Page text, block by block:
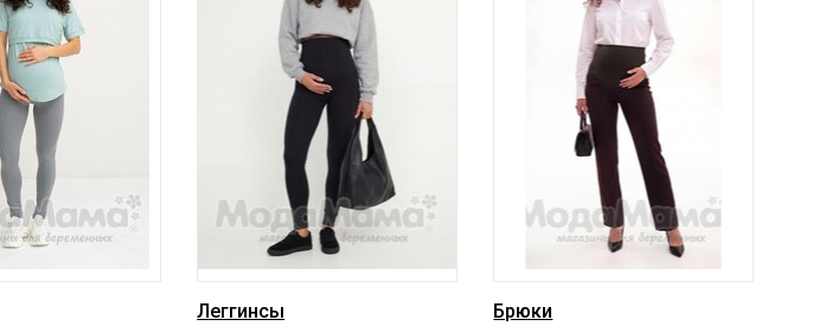
Леггинсы Брюки